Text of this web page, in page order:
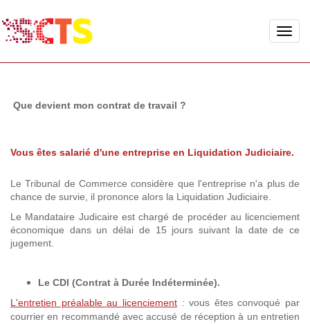
Toggle
Que devient mon contrat de travail ?
Vous êtes salarié d'une entreprise en Liquidation Judiciaire.
Le Tribunal de Commerce considère que l'entreprise n'a plus de
chance de survie, il prononce alors la Liquidation Judiciaire.
Le Mandataire Judicaire est chargé de procéder au licenciement
économique dans un délai de 15 jours suivant la date de ce
jugement.
Le CDI (Contrat à Durée Indéterminée).
L'entretien préalable au licenciement : vous êtes convoqué par
courrier en recommandé avec accusé de réception à un entretien